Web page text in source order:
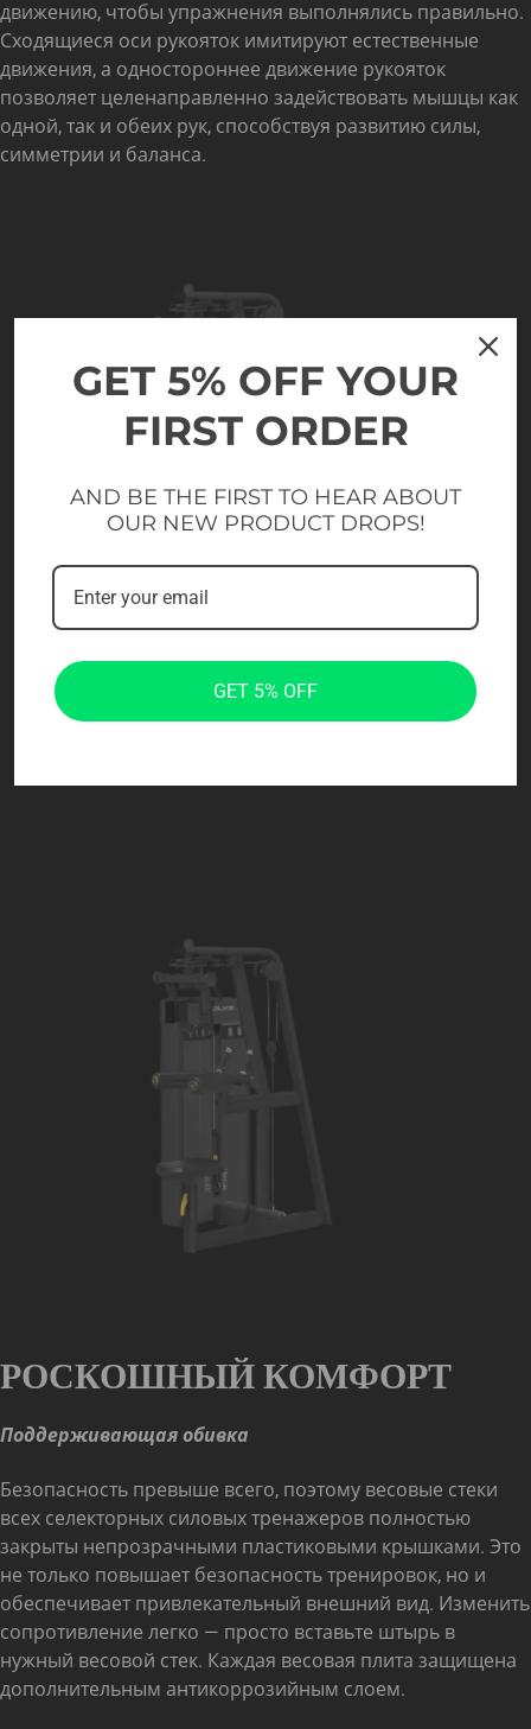
движению, чтобы упражнения выполнялись правильно.
Сходящиеся оси рукояток имитируют естественные
движения, а одностороннее движение рукояток
позволяет целенаправленно задействовать мышцы как
одной, так и обеих рук, способствуя развитию силы,
симметрии и баланса.
РОСКОШНЫЙ КОМФОРТ
Поддерживающая обивка
Безопасность превыше всего, поэтому весовые стеки
всех селекторных силовых тренажеров полностью
закрыты непрозрачными пластиковыми крышками. Это
не только повышает безопасность тренировок, но и
обеспечивает привлекательный внешний вид. Изменить
сопротивление легко — просто вставьте штырь в
нужный весовой стек. Каждая весовая плита защищена
дополнительным антикоррозийным слоем.
GET 5% OFF YOUR
FIRST ORDER
AND BE THE FIRST TO HEAR ABOUT
OUR NEW PRODUCT DROPS!
GET 5% OFF